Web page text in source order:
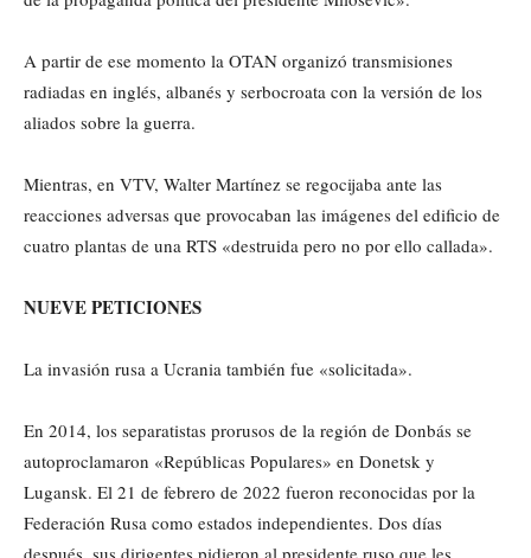
A partir de ese momento la OTAN organizó transmisiones
radiadas en inglés, albanés y serbocroata con la versión de los
aliados sobre la guerra.
Mientras, en VTV, Walter Martínez se regocijaba ante las
reacciones adversas que provocaban las imágenes del edificio de
cuatro plantas de una RTS «destruida pero no por ello callada».
NUEVE PETICIONES
La invasión rusa a Ucrania también fue «solicitada».
En 2014, los separatistas prorusos de la región de Donbás se
autoproclamaron «Repúblicas Populares» en Donetsk y
Lugansk. El 21 de febrero de 2022 fueron reconocidas por la
Federación Rusa como estados independientes. Dos días
después, sus dirigentes pidieron al presidente ruso que les